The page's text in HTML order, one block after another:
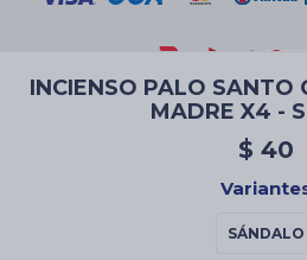
INCIENSO PALO SANTO
MADRE X4 -
$ 40
SÁNDALO
© Copyright 2026 / La Casa de las Velas